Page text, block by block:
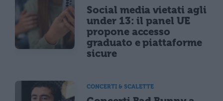
Social media vietati agli
under 13: il panel UE
propone accesso
graduato e piattaforme
sicure
CONCERTI & SCALETTE